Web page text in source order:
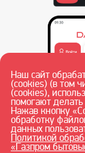
Наш сайт
(cookies) (в том
(cookies),
помогают
Нажав кнопку
обработку
данных
Политикой
«Газпром